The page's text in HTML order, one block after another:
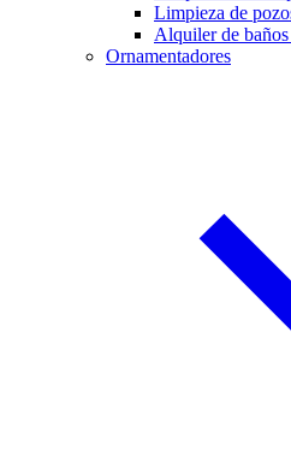
Limpieza de
Alquiler de
Ornamentadores